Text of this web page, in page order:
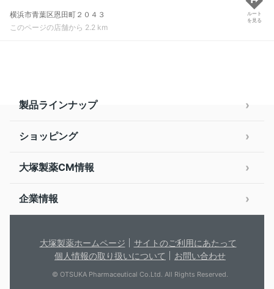
横浜市青葉区恩田町２０４３
このページの店舗から 2.2 km
ルート
を見る
製品ラインナップ
ショッピング
大塚製薬CM情報
企業情報
大塚製薬ホームページ
サイトのご利用にあたって
個人情報の取り扱いについて
お問い合わせ
© OTSUKA Pharmaceutical Co.Ltd. All Rights Reserved.